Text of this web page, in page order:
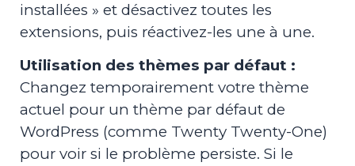
installées » et désactivez toutes les
extensions, puis réactivez-les une à une.
Utilisation des thèmes par défaut :
Changez temporairement votre thème
actuel pour un thème par défaut de
WordPress (comme Twenty Twenty-One)
pour voir si le problème persiste. Si le